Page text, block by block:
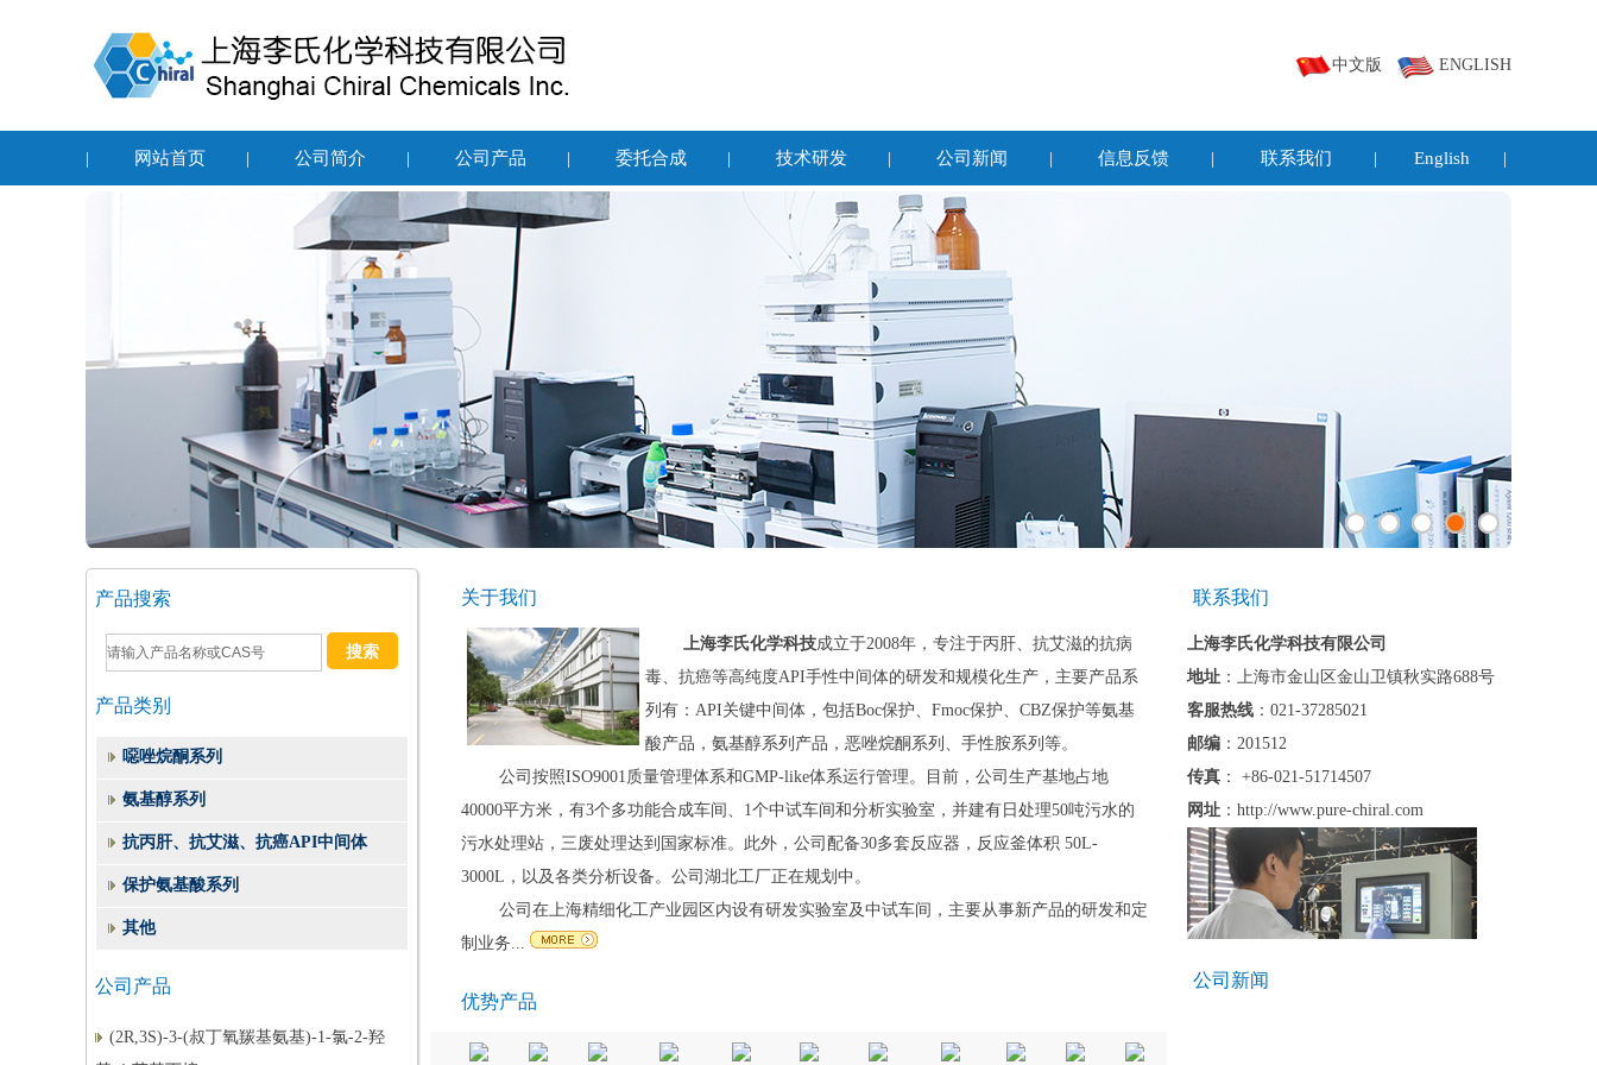
中文版 ENGLISH
| 网站首页 | 公司简介 | 公司产品 | 委托合成 | 技术研发 | 公司新闻 | 信息反馈 | 联系我们 | English |
产品搜索
产品类别
噁唑烷酮系列
氨基醇系列
抗丙肝、抗艾滋、抗癌API中间体
保护氨基酸系列
其他
公司产品
(3S)-3-(叔丁氧羰基)氨基-1-氯-4-苯基-2-
丁酮
酸叔丁酯
(2R,3S)-3-(叔丁氧羰基氨基)-1-氯-2-羟
关于我们
上海李氏化学科技成立于2008年，专注于丙肝、抗艾滋的抗病
毒、抗癌等高纯度API手性中间体的研发和规模化生产，主要产品系
列有：API关键中间体，包括Boc保护、Fmoc保护、CBZ保护等氨基
酸产品，氨基醇系列产品，恶唑烷酮系列、手性胺系列等。
公司按照ISO9001质量管理体系和GMP-like体系运行管理。目前，公司生产基地占地
40000平方米，有3个多功能合成车间、1个中试车间和分析实验室，并建有日处理50吨污水的
污水处理站，三废处理达到国家标准。此外，公司配备30多套反应器，反应釜体积 50L-
3000L，以及各类分析设备。公司湖北工厂正在规划中。
公司在上海精细化工产业园区内设有研发实验室及中试车间，主要从事新产品的研发和定
制业务...
优势产品
联系我们
上海李氏化学科技有限公司
地址 ：上海市金山区金山卫镇秋实路688号
客服热线 ：021-37285021
邮编 ：201512
传真 ： +86-021-51714507
网址 ：http://www.pure-chiral.com
公司新闻